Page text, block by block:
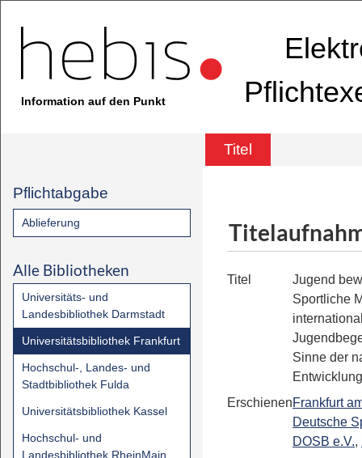
Information auf den Punkt
Titel
Pflichtabgabe
Ablieferung
Alle Bibliotheken
Universitäts- und
Landesbibliothek Darmstadt
Universitätsbibliothek Frankfurt
Hochschul-, Landes- und
Stadtbibliothek Fulda
Universitätsbibliothek Kassel
Hochschul- und
Landesbibliothek RheinMain
Titel
Jugend
Sportliche
Sinne der
ErschienenFrankfurt
Deutsche
DOSB e.V.,